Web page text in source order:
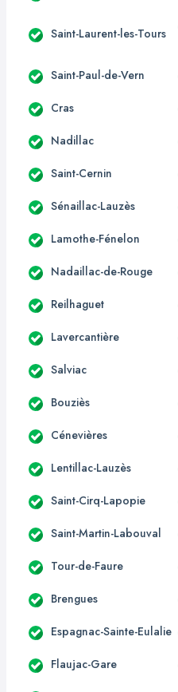
Saint-Laurent-les-Tours
Saint-Paul-de-Vern
Cras
Nadillac
Saint-Cernin
Sénaillac-Lauzès
Lamothe-Fénelon
Nadaillac-de-Rouge
Reilhaguet
Lavercantière
Salviac
Bouziès
Cénevières
Lentillac-Lauzès
Saint-Cirq-Lapopie
Saint-Martin-Labouval
Tour-de-Faure
Brengues
Espagnac-Sainte-Eulalie
Flaujac-Gare